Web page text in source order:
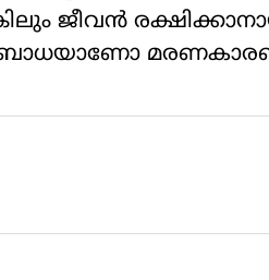
ജീവന്‍